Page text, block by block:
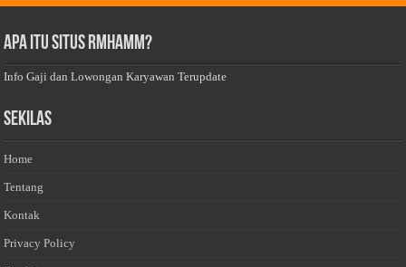
Apa Itu Situs Rmhamm?
Info Gaji dan Lowongan Karyawan Terupdate
Sekilas
Home
Tentang
Kontak
Privacy Policy